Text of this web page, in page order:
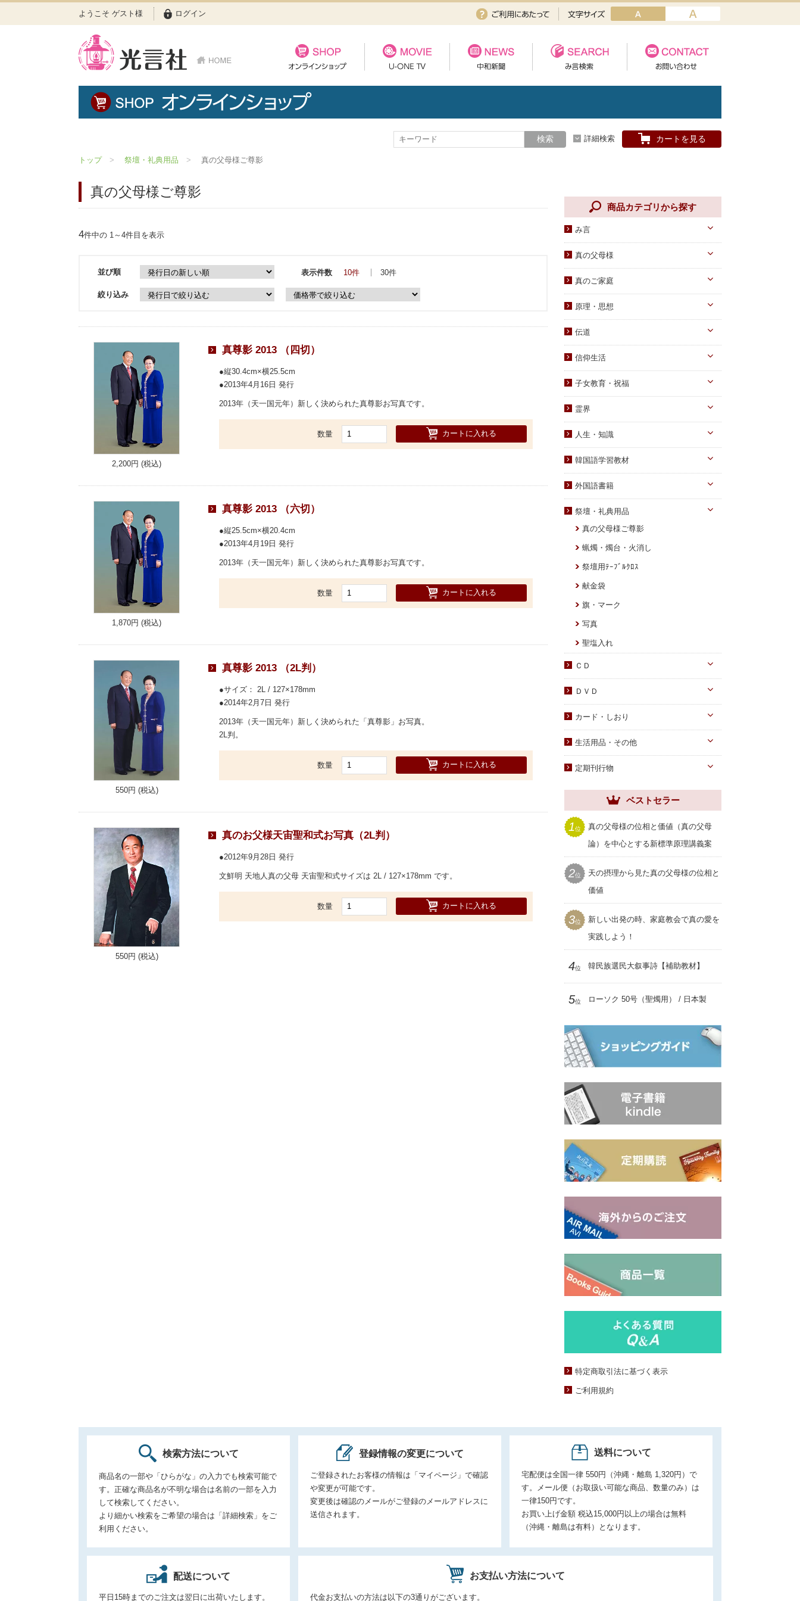
ようこそ ゲスト様 ログイン
検索 詳細検索 カートを見る
トップ 祭壇・礼典用品 真の父母様ご尊影
真の父母様ご尊影
4件中の 1～4件目を表示
並び順 表示件数 10件 30件
絞り込み
2,200円 (税込)
真尊影 2013 （四切）
縦30.4cm×横25.5cm
2013年4月16日 発行
2013年（天一国元年）新しく決められた真尊影お写真です。
数量 カートに入れる
1,870円 (税込)
真尊影 2013 （六切）
縦25.5cm×横20.4cm
2013年4月19日 発行
2013年（天一国元年）新しく決められた真尊影お写真です。
数量 カートに入れる
550円 (税込)
真尊影 2013 （2L判）
サイズ： 2L / 127×178mm
2014年2月7日 発行
2013年（天一国元年）新しく決められた「真尊影」お写真。
2L判。
数量 カートに入れる
550円 (税込)
真のお父様天宙聖和式お写真（2L判）
2012年9月28日 発行
文鮮明 天地人真の父母 天宙聖和式サイズは 2L / 127×178mm です。
数量 カートに入れる
商品カテゴリから探す
み言
八大教材・教本関連
摂理のみ言
信仰のみ言
信仰入門
祈祷文集
宣布・講演
真の父母様
真のお母様
生涯路程
自叙伝関連
真のご家庭
原理・思想
統一思想
勝共理論
伝道
原理講義
統一運動
ブックレット
信仰生活
学習教材
祝福・伝統
信仰の証し・教会史
書写
子女教育・祝福
小学生向け
中高生向け
青年向け
父母向け
DVD
PDF版（子女向け）
霊界
霊界メッセージ
人生・知識
家庭
知識
宗教迫害
韓国語学習教材
光の子韓国語教材
外国語書籍
祭壇・礼典用品
真の父母様ご尊影
蝋燭・燭台・火消し
祭壇用ﾃｰﾌﾞﾙｸﾛｽ
献金袋
旗・マーク
写真
聖塩入れ
ＣＤ
PDF版 CD-ROM
ＤＶＤ
教育・教養
子女教育
アニメ
カード・しおり
しおり
クリアしおり
生活用品・その他
生活用品・その他
家庭用品
セール
プレゼント用品
定期刊行物
祝福家庭
世界家庭
ムーンワールド
聖和
ベストセラー
1位
真の父母様の位相と価値（真の父母
論）を中心とする新標準原理講義案
2位
天の摂理から見た真の父母様の位相と
価値
3位
新しい出発の時、家庭教会で真の愛を
実践しよう！
4位 韓民族選民大叙事詩【補助教材】
5位 ローソク 50号（聖燭用） / 日本製
特定商取引法に基づく表示
ご利用規約
検索方法について
商品名の一部や「ひらがな」の入力でも検索可能で
す。正確な商品名が不明な場合は名前の一部を入力
して検索してください。
より細かい検索をご希望の場合は「詳細検索」をご
利用ください。
登録情報の変更について
ご登録されたお客様の情報は「マイページ」で確認
や変更が可能です。
変更後は確認のメールがご登録のメールアドレスに
送信されます。
送料について
宅配便は全国一律 550円（沖縄・離島 1,320円）で
す。メール便（お取扱い可能な商品、数量のみ）は
一律150円です。
お買い上げ金額 税込15,000円以上の場合は無料
（沖縄・離島は有料）となります。
配送について
平日15時までのご注文は翌日に出荷いたします。
お支払い方法について
代金お支払いの方法は以下の3通りがございます。